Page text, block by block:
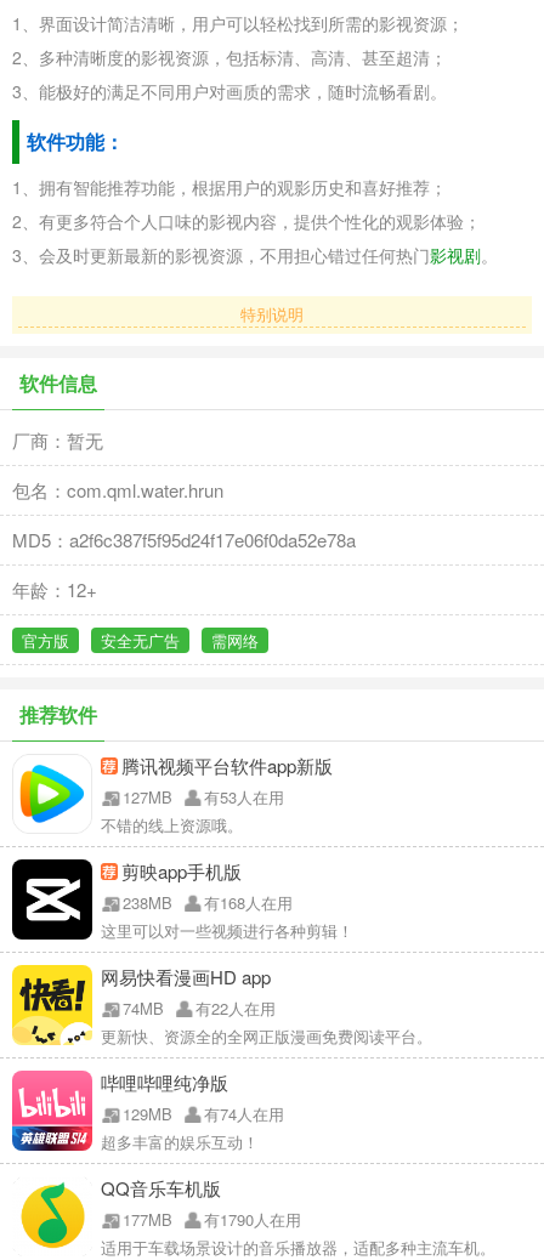
1、界面设计简洁清晰，用户可以轻松找到所需的影视资源；
2、多种清晰度的影视资源，包括标清、高清、甚至超清；
3、能极好的满足不同用户对画质的需求，随时流畅看剧。
软件功能：
1、拥有智能推荐功能，根据用户的观影历史和喜好推荐；
2、有更多符合个人口味的影视内容，提供个性化的观影体验；
3、会及时更新最新的影视资源，不用担心错过任何热门影视剧。
特别说明
软件信息
厂商：暂无
包名：com.qml.water.hrun
MD5：a2f6c387f5f95d24f17e06f0da52e78a
年龄：12+
官方版 安全无广告 需网络
推荐软件
腾讯视频平台软件app新版
127MB
有53人在用
不错的线上资源哦。
剪映app手机版
238MB
有168人在用
这里可以对一些视频进行各种剪辑！
网易快看漫画HD app
74MB
有22人在用
更新快、资源全的全网正版漫画免费阅读平台。
哔哩哔哩纯净版
129MB
有74人在用
超多丰富的娱乐互动！
QQ音乐车机版
177MB
有1790人在用
适用于车载场景设计的音乐播放器，适配多种主流车机。